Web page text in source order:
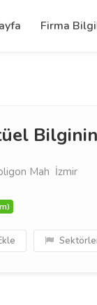
Firma
Mah İzmir